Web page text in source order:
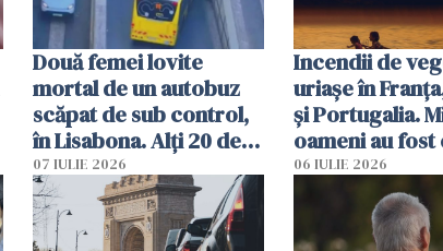
Două femei lovite
mortal de un autobuz
scăpat de sub control,
în Lisabona. Alți 20 de
oameni sunt răniți
07 IULIE 2026
Incendii de
uriașe în
și Portugalia.
oameni au
06 IULIE 2026